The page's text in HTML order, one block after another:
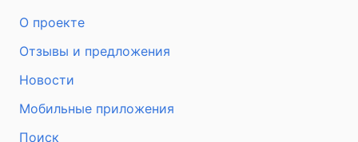
О проекте
Отзывы и предложения
Новости
Мобильные приложения
Поиск